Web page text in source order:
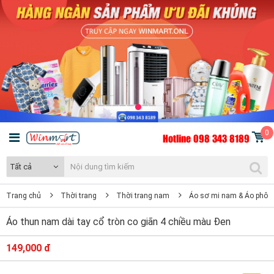
Hotline 098 343 8189 0
Tất cả
Trang chủ Thời trang Thời trang nam Áo sơ mi nam & Áo
Áo thun nam dài tay cổ tròn co giãn 4 chiều màu Đen
149,000 đ